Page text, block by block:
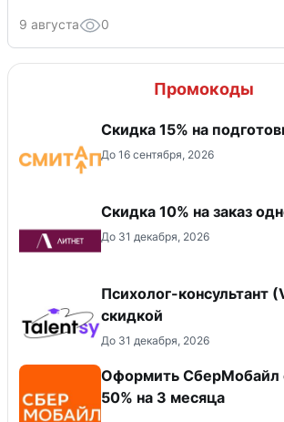
9 августа 0
Промокоды
Скидка 15% на
До 16 сентября, 2026
Скидка 10% на заказ
До 31 декабря, 2026
Психолог-консультант
скидкой
До 31 декабря, 2026
Оформить СберМобайл
50% на 3 месяца